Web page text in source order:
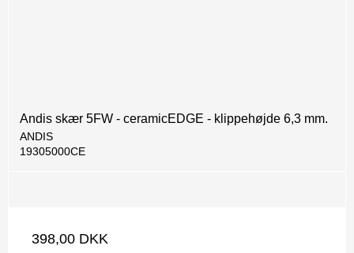
Andis skær 5FW - ceramicEDGE - klippehøjde 6,3 mm.
ANDIS
19305000CE
398,00 DKK